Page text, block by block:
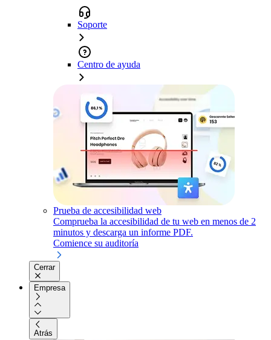
Soporte
Centro de ayuda
Prueba de accesibilidad web
Comprueba la accesibilidad de tu web en menos de 2
minutos y descarga un informe PDF.
Comience su auditoría
Cerrar
Empresa
Atrás